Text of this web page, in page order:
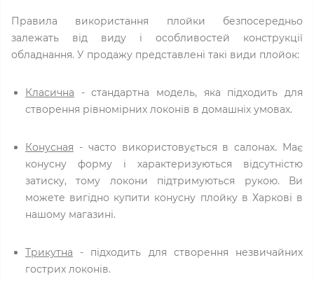
Правила використання плойки безпосередньо
залежать від виду і особливостей конструкції
обладнання. У продажу представлені такі види плойок:
Класична - стандартна модель, яка підходить для
створення рівномірних локонів в домашніх умовах.
Конусная - часто використовується в салонах. Має
конусну форму і характеризуються відсутністю
затиску, тому локони підтримуються рукою. Ви
можете вигідно купити конусну плойку в Харкові в
нашому магазині.
Трикутна - підходить для створення незвичайних
гострих локонів.